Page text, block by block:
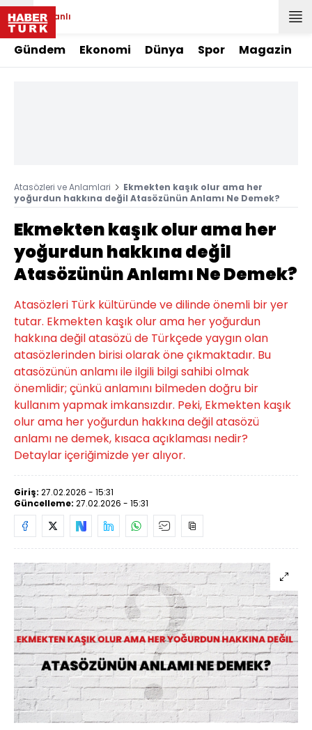
Canlı
Gündem Ekonomi Dünya Spor Magazin
Atasözleri ve Anlamlari
Ekmekten kaşık olur ama her
yoğurdun hakkına değil Atasözünün Anlamı Ne Demek?
Ekmekten kaşık olur ama her
yoğurdun hakkına değil
Atasözünün Anlamı Ne Demek?
Atasözleri Türk kültüründe ve dilinde önemli bir yer
tutar. Ekmekten kaşık olur ama her yoğurdun
hakkına değil atasözü de Türkçede yaygın olan
atasözlerinden birisi olarak öne çıkmaktadır. Bu
atasözünün anlamı ile ilgili bilgi sahibi olmak
önemlidir; çünkü anlamını bilmeden doğru bir
kullanım yapmak imkansızdır. Peki, Ekmekten kaşık
olur ama her yoğurdun hakkına değil atasözü
anlamı ne demek, kısaca açıklaması nedir?
Detaylar içeriğimizde yer alıyor.
Giriş: 27.02.2026 - 15:31
Güncelleme: 27.02.2026 - 15:31